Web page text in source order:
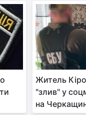
Житель
"злив" у
на